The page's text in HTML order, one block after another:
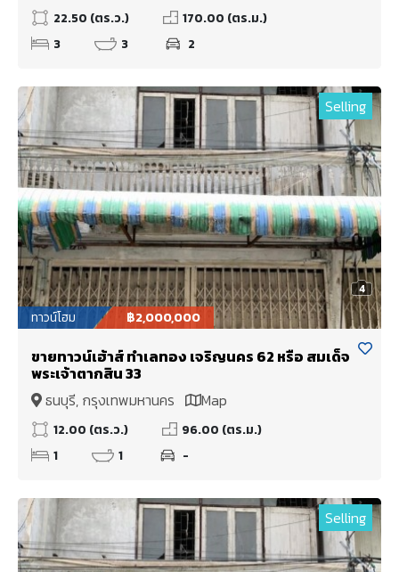
22.50 (ตร.ว.)
170.00 (ตร.ม.)
3
3 2
4
Selling
ทาวน์โฮม ฿2,000,000
ขายทาวน์เฮ้าส์ ทำเลทอง เจริญนคร 62 หรือ สมเด็จ
พระเจ้าตากสิน 33
ธนบุรี, กรุงเทพมหานคร
Map
12.00 (ตร.ว.)
96.00 (ตร.ม.)
1
1 -
Selling